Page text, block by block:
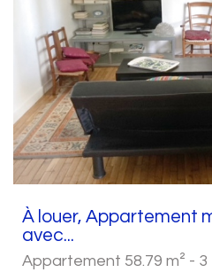
À louer, Appartement
avec...
Appartement 58.79 m² -